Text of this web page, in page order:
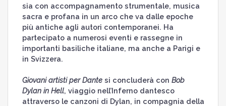
sia con accompagnamento strumentale, musica
sacra e profana in un arco che va dalle epoche
più antiche agli autori contemporanei. Ha
partecipato a numerosi eventi e rassegne in
importanti basiliche italiane, ma anche a Parigi e
in Svizzera.
Giovani artisti per Dantesi concluderà con Bob
Dylan in Hell, viaggio nell’Inferno dantesco
attraverso le canzoni di Dylan, in compagnia della